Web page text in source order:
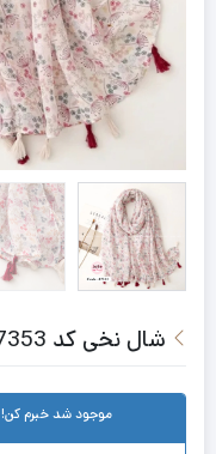
شال نخی کد 17353
موجود شد خبرم کن!